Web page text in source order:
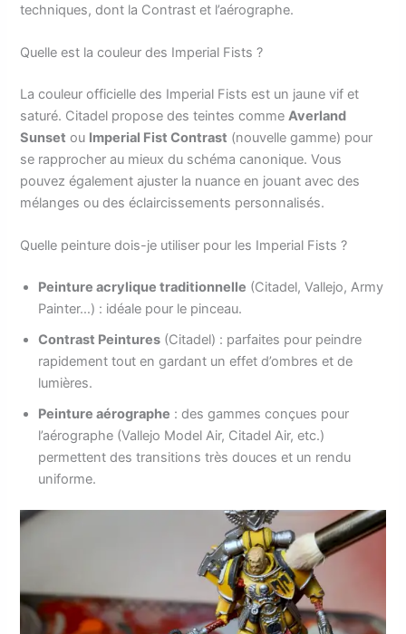
techniques, dont la Contrast et l’aérographe.
Quelle est la couleur des Imperial Fists ?
La couleur officielle des Imperial Fists est un jaune vif et
saturé. Citadel propose des teintes commeAverland
Sunset ou Imperial Fist Contrast (nouvelle gamme) pour
se rapprocher au mieux du schéma canonique. Vous
pouvez également ajuster la nuance en jouant avec des
mélanges ou des éclaircissements personnalisés.
Quelle peinture dois-je utiliser pour les Imperial Fists ?
Peinture acrylique traditionnelle (Citadel, Vallejo, Army
Painter…) : idéale pour le pinceau.
Contrast Peintures (Citadel) : parfaites pour peindre
rapidement tout en gardant un effet d’ombres et de
lumières.
Peinture aérographe : des gammes conçues pour
l’aérographe (Vallejo Model Air, Citadel Air, etc.)
permettent des transitions très douces et un rendu
uniforme.